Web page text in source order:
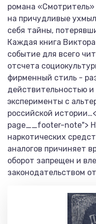
романа
на причудливые
себя тайны,
Каждая книга
событие для всего
отсчета
фирменный стиль -
действительностью
эксперименты с
российской
page__footer-note">
наркотических
аналогов причиняет
оборот запрещен и
законодательством